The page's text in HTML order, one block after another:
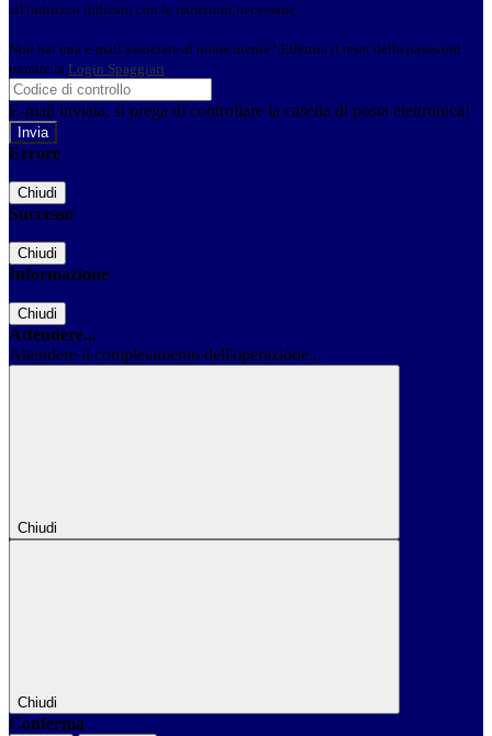
all'indirizzo indicato con le istruzioni necessarie.
Non hai una e-mail associata al nome utente? Effettua il reset della password
tramite la Login Spaggiari
E-mail inviata, si prega di controllare la casella di posta elettronica!
Errore
Chiudi
Successo
Chiudi
Informazione
Chiudi
Attendere...
Attendere il completamento dell'operazione...
Chiudi
Chiudi
Conferma